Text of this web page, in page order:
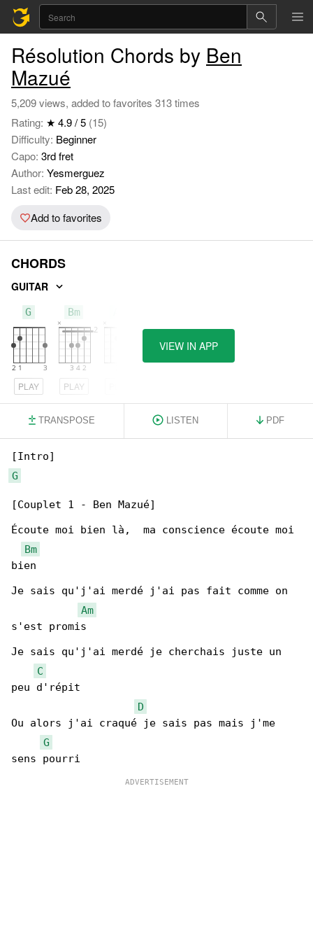
Résolution Chords by Ben
Mazué
5,209 views, added to favorites 313 times
Rating: ★ 4.9 / 5 (15)
Difficulty: Beginner
Capo: 3rd fret
Author: Yesmerguez
Last edit: Feb 28, 2025
Add to favorites
CHORDS
GUITAR
G
PLAY
Bm
PLAY
VIEW IN APP
TRANSPOSE LISTEN PDF
G
[Couplet 1 - Ben Mazué]
Écoute moi bien là,  ma conscience écoute moi
Bm
bien
Je sais qu'j'ai merdé j'ai pas fait comme on
Am
s'est promis
Je sais qu'j'ai merdé je cherchais juste un
C
peu d'répit
D
Ou alors j'ai craqué je sais pas mais j'me
G